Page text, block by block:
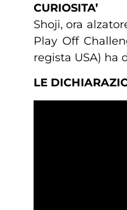
CURIOSITA’
Shoji, ora
Play Off
regista USA) ha
LE